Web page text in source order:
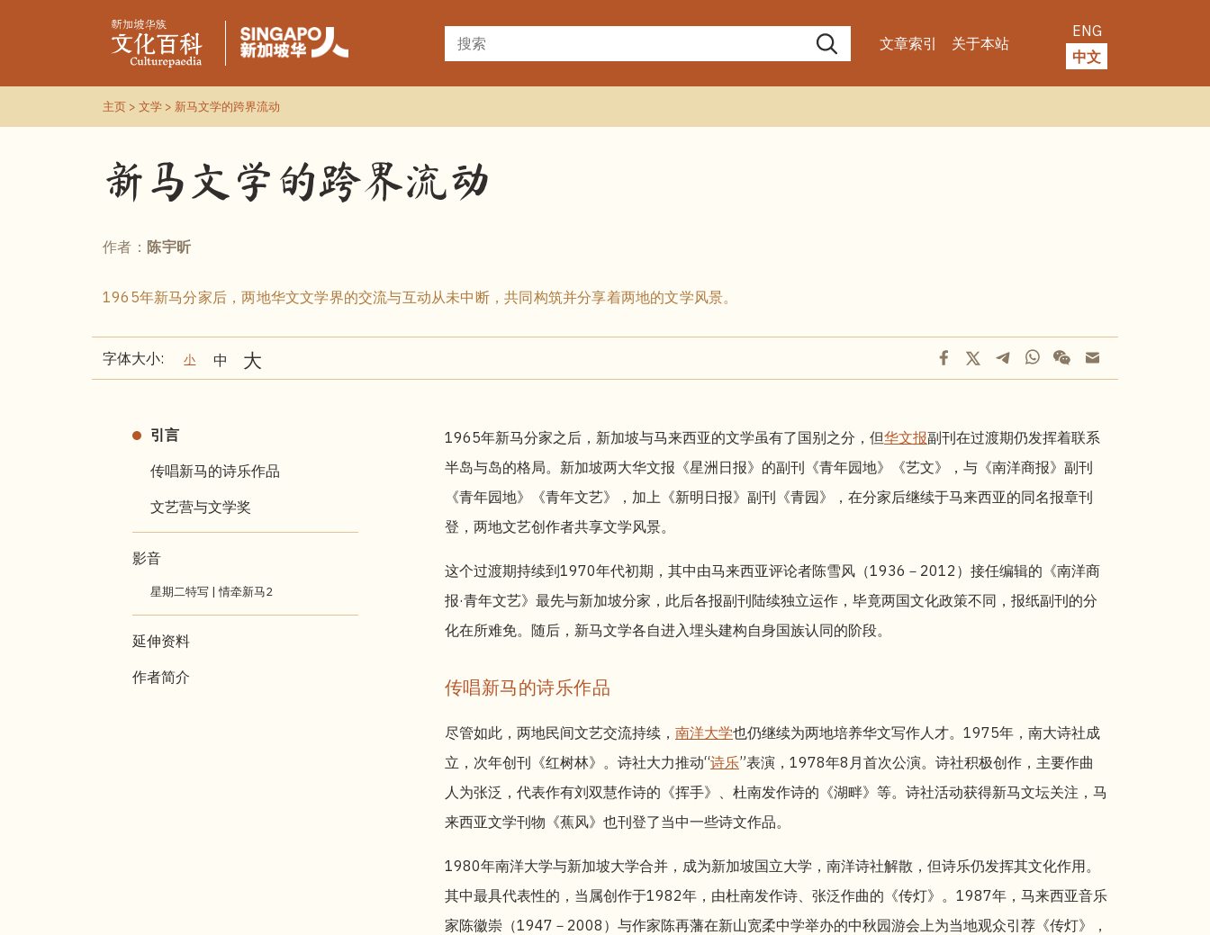
文章索引 关于本站
ENG
中文
主页 > 文学 > 新马文学的跨界流动
新马文学的跨界流动
作者： 陈宇昕
1965年新马分家后，两地华文文学界的交流与互动从未中断，共同构筑并分享着两地的文学风景。
字体大小:
引言
传唱新马的诗乐作品
文艺营与文学奖
影音
星期二特写 | 情牵新马2
延伸资料
作者简介
1965年新马分家之后，新加坡与马来西亚的文学虽有了国别之分，但华文报副刊在过渡期仍发挥着联系
半岛与岛的格局。新加坡两大华文报《星洲日报》的副刊《青年园地》《艺文》，与《南洋商报》副刊
《青年园地》《青年文艺》，加上《新明日报》副刊《青园》，在分家后继续于马来西亚的同名报章刊
登，两地文艺创作者共享文学风景。
这个过渡期持续到1970年代初期，其中由马来西亚评论者陈雪风（1936－2012）接任编辑的《南洋商
报·青年文艺》最先与新加坡分家，此后各报副刊陆续独立运作，毕竟两国文化政策不同，报纸副刊的分
化在所难免。随后，新马文学各自进入埋头建构自身国族认同的阶段。
传唱新马的诗乐作品
尽管如此，两地民间文艺交流持续， 南洋大学也仍继续为两地培养华文写作人才。1975年，南大诗社成
立，次年创刊《红树林》。诗社大力推动“诗乐”表演，1978年8月首次公演。诗社积极创作，主要作曲
人为张泛，代表作有刘双慧作诗的《挥手》、杜南发作诗的《湖畔》等。诗社活动获得新马文坛关注，马
来西亚文学刊物《蕉风》也刊登了当中一些诗文作品。
1980年南洋大学与新加坡大学合并，成为新加坡国立大学，南洋诗社解散，但诗乐仍发挥其文化作用。
其中最具代表性的，当属创作于1982年，由杜南发作诗、张泛作曲的《传灯》。1987年，马来西亚音乐
家陈徽崇（1947－2008）与作家陈再藩在新山宽柔中学举办的中秋园游会上为当地观众引荐《传灯》，